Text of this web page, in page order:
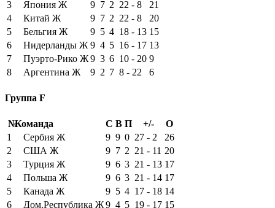
3
Япония Ж 9 7 2 22 - 8
21
4
Китай Ж 9 7 2 22 - 8
20
5
Бельгия Ж 9 5 4 18 - 13 15
6
Нидерланды Ж 9 4 5 16 - 17 13
7
Пуэрто-Рико Ж9 3 6 10 - 20 9
8
Аргентина Ж 9 2 7 8 - 22 6
Группа F
№Команда С В П +/-
О
1
Сербия Ж 9 9 0 27 - 2
26
2
США Ж 9 7 2 21 - 11 20
3
Турция Ж 9 6 3 21 - 13 17
4
Польша Ж 9 6 3 21 - 14 17
5
Канада Ж 9 5 4 17 - 18 14
6
Дом.Республика Ж9 4 5 19 - 17 15